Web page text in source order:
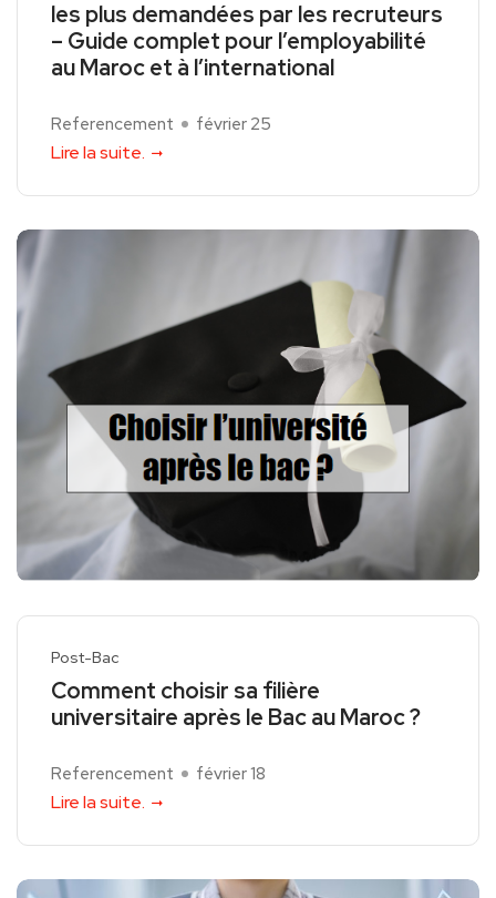
les plus demandées par les recruteurs
– Guide complet pour l’employabilité
au Maroc et à l’international
Referencement février 25
Lire la suite.
Post-Bac
Comment choisir sa filière
universitaire après le Bac au Maroc ?
Referencement février 18
Lire la suite.